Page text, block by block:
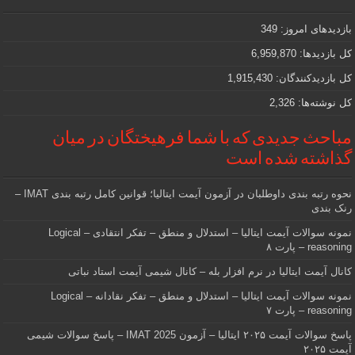
که
دنبالش
هستید
بازدیدهای امروز: 349
کل بازدیدها: 6,959,870
کل بازدیدکنند‌گان: 1,915,430
کل نوشته‌ها: 2,326
مباحث جدیدی که با شما فرهیختگان در میان
گذاشته شده است
نحوه رتبه بندی داوطلبان در آزمون آیمت ایتالیا؛ قوانین کامل رتبه بندی IMAT –
رنک بندی
نمونه سوالات آیمت ایتالیا – استدلال و منطق – تفکر انتقادی – Logical
reasoning – پارت ۸
کانال آیمت ایتالیا در نرم افزار بله – کانال شیمی آیمت استاد نباتی
نمونه سوالات آیمت ایتالیا – استدلال و منطق – تفکر نقادانه – Logical
reasoning – پارت ۷
پاسخ سوالات آیمت ۲۰۲۵ ایتالیا – آزمون IMAT 2025 – پاسخ سوالات شیمی
آیمت ۲۰۲۵